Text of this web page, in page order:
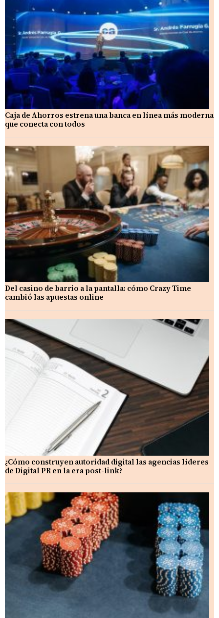
Caja de Ahorros estrena una banca en línea más moderna
que conecta con todos
Del casino de barrio a la pantalla: cómo Crazy Time
cambió las apuestas online
¿Cómo construyen autoridad digital las agencias líderes
de Digital PR en la era post-link?